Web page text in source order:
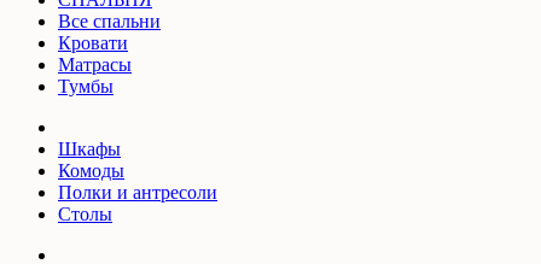
Все спальни
Кровати
Матрасы
Тумбы
Шкафы
Комоды
Полки и антресоли
Столы